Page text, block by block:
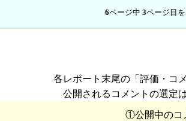
6ページ中 3ページ目
各レポート末尾の「評価・コ
公開されるコメントの選定
①公開中のコ